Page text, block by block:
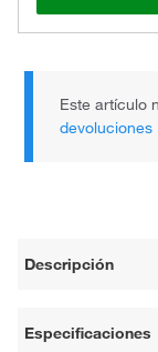
Este artículo
devoluciones
Descripción
Especificaciones